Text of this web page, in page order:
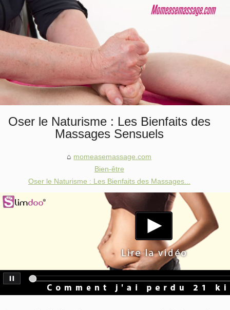
Oser le Naturisme : Les Bienfaits des
Massages Sensuels
momeasemassage.com
Bien-être
Oser le Naturisme : Les Bienfaits des Massages...